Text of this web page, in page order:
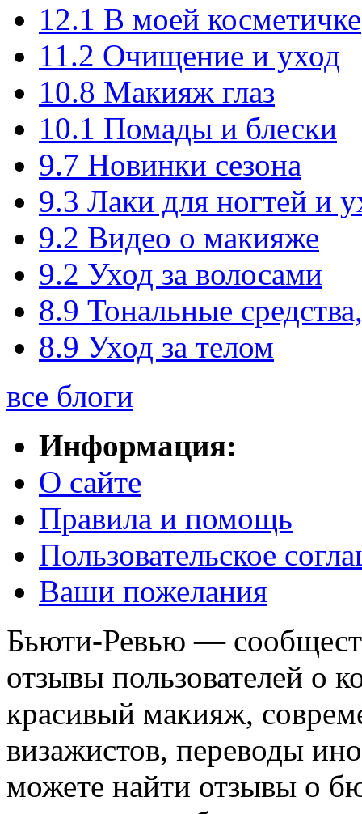
12.1 В моей косметичке
11.2 Очищение и уход
10.8 Макияж глаз
10.1 Помады и блески
9.7 Новинки сезона
9.3 Лаки для ногтей и
9.2 Видео о макияже
9.2 Уход за волосами
8.9 Тональные
8.9 Уход за телом
все блоги
Информация:
О сайте
Правила и помощь
Пользовательское
Ваши пожелания
Бьюти-Ревью —
отзывы пользователей о
красивый макияж,
визажистов, переводы
можете найти отзывы о